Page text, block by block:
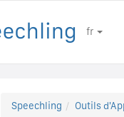
fr
Speechling Outils